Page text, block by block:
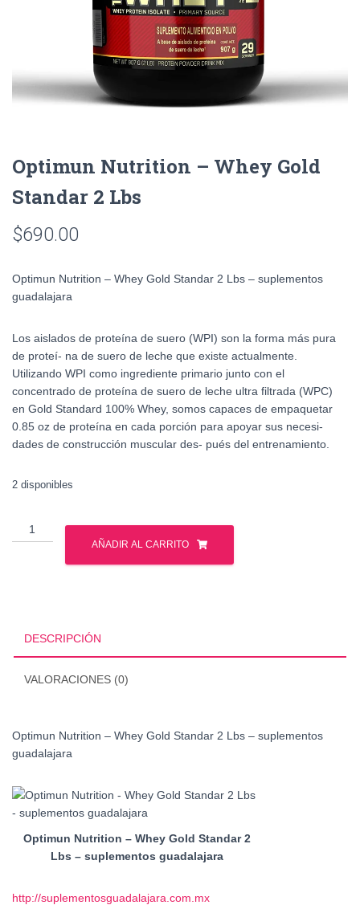
Optimun Nutrition – Whey Gold
Standar 2 Lbs
$690.00
Optimun Nutrition – Whey Gold Standar 2 Lbs – suplementos
guadalajara
Los aislados de proteína de suero (WPI) son la forma más pura
de proteí- na de suero de leche que existe actualmente.
Utilizando WPI como ingrediente primario junto con el
concentrado de proteína de suero de leche ultra filtrada (WPC)
en Gold Standard 100% Whey, somos capaces de empaquetar
0.85 oz de proteína en cada porción para apoyar sus necesi-
dades de construcción muscular des- pués del entrenamiento.
2 disponibles
Optimun
Nutrition
AÑADIR AL CARRITO
DESCRIPCIÓN
VALORACIONES (0)
Optimun Nutrition – Whey Gold Standar 2 Lbs – suplementos
guadalajara
Optimun Nutrition – Whey Gold Standar 2
Lbs – suplementos guadalajara
http://suplementosguadalajara.com.mx